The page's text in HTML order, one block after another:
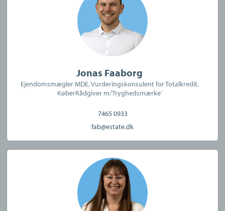
Jonas Faaborg
Ejendomsmægler MDE, Vurderingskonsulent for Totalkredit,
KøberRådgiver m/Tryghedsmærke’
7465 0933
fab@estate.dk